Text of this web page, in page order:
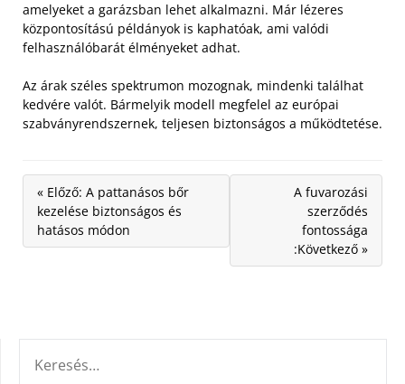
amelyeket a garázsban lehet alkalmazni. Már lézeres
központosítású példányok is kaphatóak, ami valódi
felhasználóbarát élményeket adhat.
Az árak széles spektrumon mozognak, mindenki találhat
kedvére valót. Bármelyik modell megfelel az európai
szabványrendszernek, teljesen biztonságos a működtetése.
« Előző: A pattanásos bőr
kezelése biztonságos és
hatásos módon
A fuvarozási
szerződés
fontossága
:Következő »